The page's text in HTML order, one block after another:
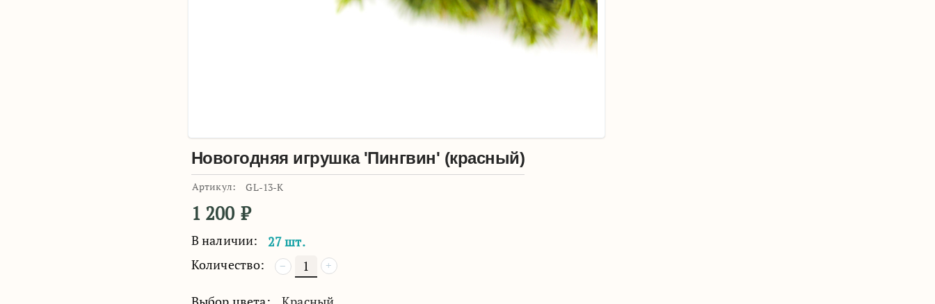
Новогодняя игрушка 'Пингвин' (красный)
Артикул: GL-13-K
1 200 ₽
В наличии:
27 шт.
Количество:
+
−